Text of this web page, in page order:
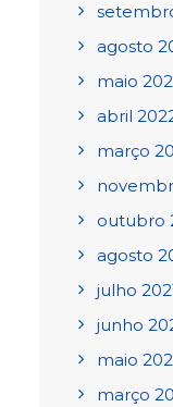
agosto
maio
abril
março
outubro
agosto
julho
junho
maio
março